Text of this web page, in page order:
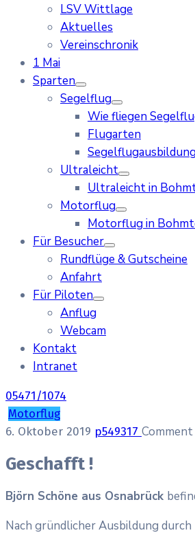
LSV Wittlage
Aktuelles
Vereinschronik
1 Mai
Sparten
Segelflug
Wie fliegen
Flugarten
Ultraleicht
Ultraleicht in
Motorflug
Motorflug in
Für Besucher
Rundflüge & Gutscheine
Anfahrt
Für Piloten
Anflug
Webcam
Kontakt
Intranet
05471/1074
Motorflug
6. Oktober 2019 p549317
Geschafft !
Björn Schöne aus Osnabrück
Nach gründlicher Ausbildung